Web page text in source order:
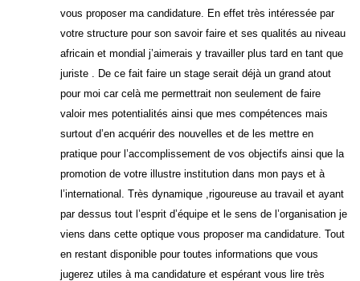
vous proposer ma candidature. En effet très intéressée par
votre structure pour son savoir faire et ses qualités au niveau
africain et mondial j’aimerais y travailler plus tard en tant que
juriste . De ce fait faire un stage serait déjà un grand atout
pour moi car celà me permettrait non seulement de faire
valoir mes potentialités ainsi que mes compétences mais
surtout d’en acquérir des nouvelles et de les mettre en
pratique pour l’accomplissement de vos objectifs ainsi que la
promotion de votre illustre institution dans mon pays et à
l’international. Très dynamique ,rigoureuse au travail et ayant
par dessus tout l’esprit d’équipe et le sens de l’organisation je
viens dans cette optique vous proposer ma candidature. Tout
en restant disponible pour toutes informations que vous
jugerez utiles à ma candidature et espérant vous lire très